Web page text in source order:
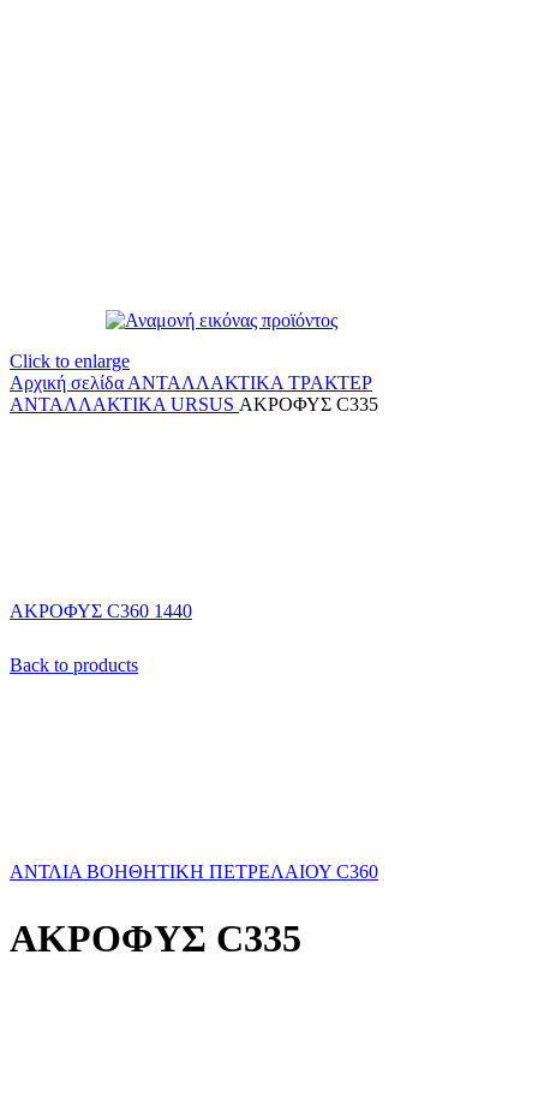
Click to enlarge
Αρχική σελίδα ΑΝΤΑΛΛΑΚΤΙΚΑ ΤΡΑΚΤΕΡ
ΑΝΤΑΛΛΑΚΤΙΚΑ URSUS ΑΚΡΟΦΥΣ C335
ΑΚΡΟΦΥΣ C360 1440
Back to products
ΑΝΤΛΙΑ ΒΟΗΘΗΤΙΚΗ ΠΕΤΡΕΛΑΙΟΥ C360
ΑΚΡΟΦΥΣ C335